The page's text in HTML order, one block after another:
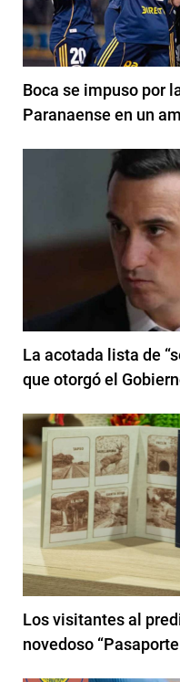
Boca se impuso por
Paranaense en un
La acotada lista de
que otorgó el
Los visitantes al
novedoso